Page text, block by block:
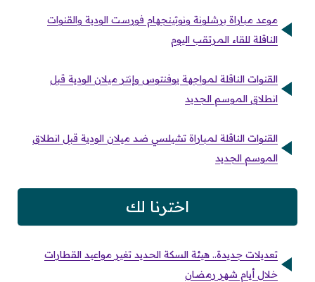
موعد مباراة برشلونة ونوتينجهام فورست الودية والقنوات
الناقلة للقاء المرتقب اليوم
القنوات الناقلة لمواجهة يوفنتوس وإنتر ميلان الودية قبل
انطلاق الموسم الجديد
القنوات الناقلة لمباراة تشيلسي ضد ميلان الودية قبل انطلاق
الموسم الجديد
اخترنا لك
تعديلات جديدة.. هيئة السكة الحديد تغير مواعيد القطارات
خلال أيام شهر رمضان